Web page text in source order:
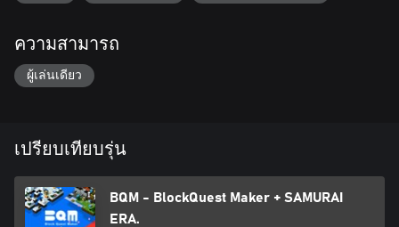
eyes on becoming the most popular creator. Grow your riches!
BQM comes with plenty of built-in dungeons in Challenge Mode,
Share a world of your very own with players from around the
globe!
ความสามารถ
ผู้เล่นเดียว
เปรียบเทียบรุ่น
BQM - BlockQuest Maker + SAMURAI
ERA.